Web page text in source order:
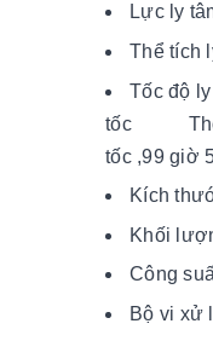
Lực ly
Thể tích
Tốc độ
tốc Thời
tốc ,99 giờ
Kích
Khối
Công
Bộ vi xử